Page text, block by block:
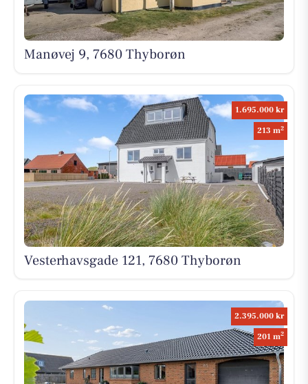
Manøvej 9, 7680 Thyborøn
1.695.000 kr
213 m2
Vesterhavsgade 121, 7680 Thyborøn
2.395.000 kr
201 m2